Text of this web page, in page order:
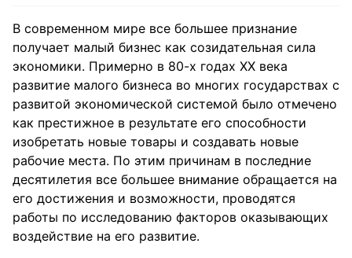
В современном мире все большее признание
получает малый бизнес как созидательная сила
экономики. Примерно в 80-х годах ХХ века
развитие малого бизнеса во многих государствах с
развитой экономической системой было отмечено
как престижное в результате его способности
изобретать новые товары и создавать новые
рабочие места. По этим причинам в последние
десятилетия все большее внимание обращается на
его достижения и возможности, проводятся
работы по исследованию факторов оказывающих
воздействие на его развитие.